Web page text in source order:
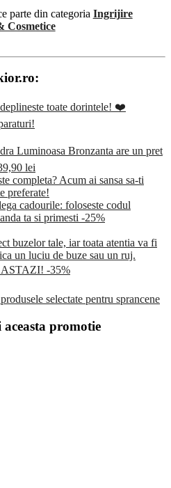
parte din categoria Ingrijire
Cosmetice
toate dorintele! ❤️
Luminoasa Bronzanta are un pret
lei
completa? Acum ai sansa sa-ti
preferate!
cadourile: foloseste codul
ta si primesti -25%
buzelor tale, iar toata atentia va fi
un luciu de buze sau un ruj.
ASTAZI! -35%
selectate pentru sprancene
promotie